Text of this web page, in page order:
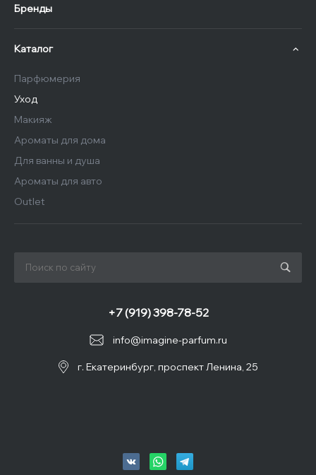
Бренды
Каталог
Парфюмерия
Уход
Макияж
Ароматы для дома
Для ванны и душа
Ароматы для авто
Outlet
info@imagine-parfum.ru
+7 (919) 398-78-52
г. Екатеринбург, проспект Ленина, 25